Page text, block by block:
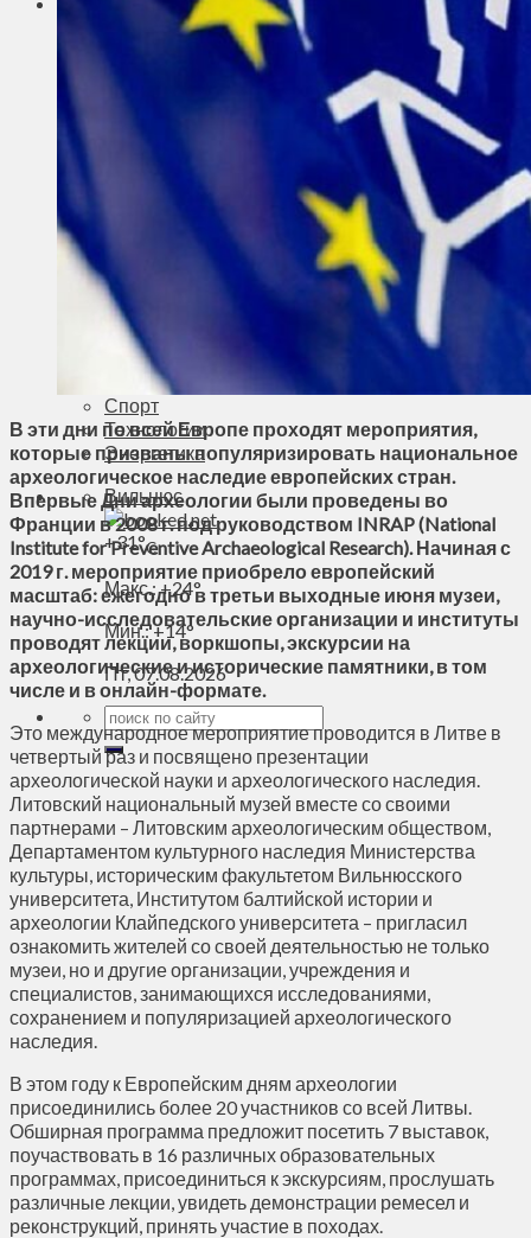
Фоторепортаж
ЛК рекомендует
Сеньорам
Происшествия
Приграничье
Выборы
Агроновости
Едим дома
Ищу семью
Духовное пространство
Спорт
Технологии
Энергетика
Вильнюс
+31°C
Макс.:+24°
Мин.:+14°
Пт, 07.08.2026
В эти дни по всей Европе проходят мероприятия,
которые призваны популяризировать национальное
археологическое наследие европейских стран.
Впервые Дни археологии были проведены во
Франции в 2008 г. под руководством INRAP (National
Institute for Preventive Archaeological Research). Начиная с
2019 г. мероприятие приобрело европейский
масштаб: ежегодно в третьи выходные июня музеи,
научно-исследовательские организации и институты
проводят лекции, воркшопы, экскурсии на
археологические и исторические памятники, в том
числе и в онлайн-формате.
Это международное мероприятие проводится в Литве в
четвертый раз и посвящено презентации
археологической науки и археологического наследия.
Литовский национальный музей вместе со своими
партнерами – Литовским археологическим обществом,
Департаментом культурного наследия Министерства
культуры, историческим факультетом Вильнюсского
университета, Институтом балтийской истории и
археологии Клайпедского университета – пригласил
ознакомить жителей со своей деятельностью не только
музеи, но и другие организации, учреждения и
специалистов, занимающихся исследованиями,
сохранением и популяризацией археологического
наследия.
В этом году к Европейским дням археологии
присоединились более 20 участников со всей Литвы.
Обширная программа предложит посетить 7 выставок,
поучаствовать в 16 различных образовательных
программах, присоединиться к экскурсиям, прослушать
различные лекции, увидеть демонстрации ремесел и
реконструкций, принять участие в походах.